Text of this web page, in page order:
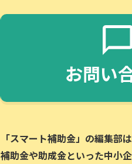
お問い
「スマート補助金」の編集部
補助金や助成金といった中小